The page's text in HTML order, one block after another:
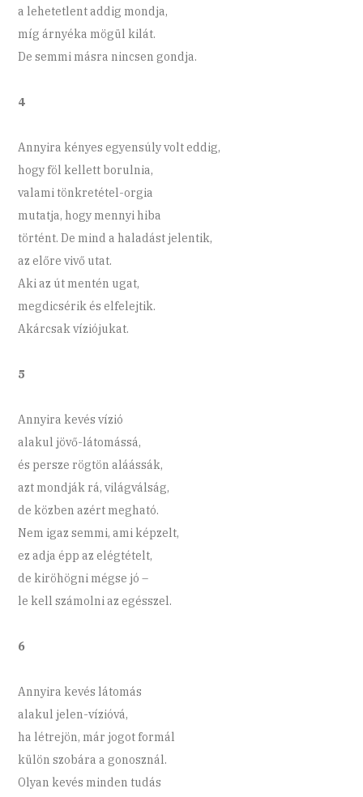
a lehetetlent addig mondja,
míg árnyéka mögül kilát.
De semmi másra nincsen gondja.
4
Annyira kényes egyensúly volt eddig,
hogy föl kellett borulnia,
valami tönkretétel-orgia
mutatja, hogy mennyi hiba
történt. De mind a haladást jelentik,
az előre vivő utat.
Aki az út mentén ugat,
megdicsérik és elfelejtik.
Akárcsak víziójukat.
5
Annyira kevés vízió
alakul jövő-látomássá,
és persze rögtön aláássák,
azt mondják rá, világválság,
de közben azért megható.
Nem igaz semmi, ami képzelt,
ez adja épp az elégtételt,
de kiröhögni mégse jó –
le kell számolni az egésszel.
6
Annyira kevés látomás
alakul jelen-vízióvá,
ha létrejön, már jogot formál
külön szobára a gonosznál.
Olyan kevés minden tudás